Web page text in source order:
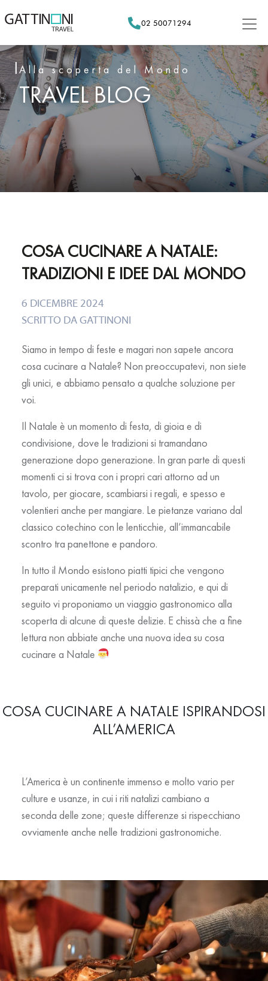
to
02 50071294
Alla scoperta del Mondo
TRAVEL BLOG
COSA CUCINARE A NATALE:
TRADIZIONI E IDEE DAL MONDO
6 DICEMBRE 2024
SCRITTO DAGATTINONI
Siamo in tempo di feste e magari non sapete ancora
cosa cucinare a Natale? Non preoccupatevi, non siete
gli unici, e abbiamo pensato a qualche soluzione per
voi.
Il Natale è un momento di festa, di gioia e di
condivisione, dove le tradizioni si tramandano
generazione dopo generazione. In gran parte di questi
momenti ci si trova con i propri cari attorno ad un
tavolo, per giocare, scambiarsi i regali, e spesso e
volentieri anche per mangiare. Le pietanze variano dal
classico cotechino con le lenticchie, all’immancabile
scontro tra panettone e pandoro.
In tutto il Mondo esistono piatti tipici che vengono
preparati unicamente nel periodo natalizio, e qui di
seguito vi proponiamo un viaggio gastronomico alla
scoperta di alcune di queste delizie. E chissà che a fine
lettura non abbiate anche una nuova idea su cosa
cucinare a Natale
COSA CUCINARE A NATALE ISPIRANDOSI
ALL’AMERICA
L’America è un continente immenso e molto vario per
culture e usanze, in cui i riti natalizi cambiano a
seconda delle zone; queste differenze si rispecchiano
ovviamente anche nelle tradizioni gastronomiche.